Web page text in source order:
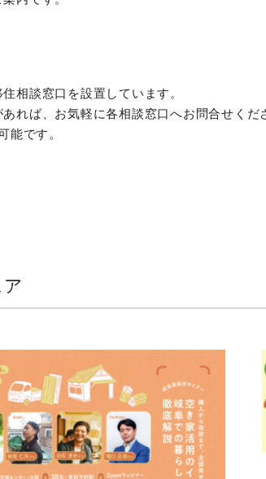
相談窓口を設置しています。
れば、お気軽に各相談窓口へお問合せくだ
能です。